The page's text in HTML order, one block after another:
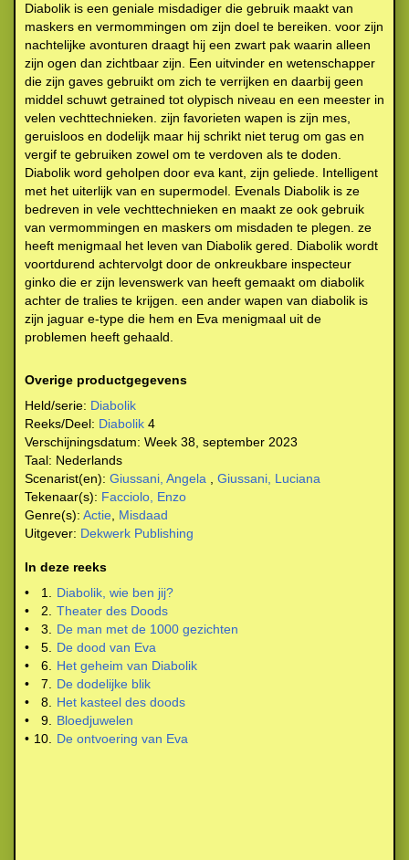
Diabolik is een geniale misdadiger die gebruik maakt van
maskers en vermommingen om zijn doel te bereiken. voor zijn
nachtelijke avonturen draagt hij een zwart pak waarin alleen
zijn ogen dan zichtbaar zijn. Een uitvinder en wetenschapper
die zijn gaves gebruikt om zich te verrijken en daarbij geen
middel schuwt getrained tot olypisch niveau en een meester in
velen vechttechnieken. zijn favorieten wapen is zijn mes,
geruisloos en dodelijk maar hij schrikt niet terug om gas en
vergif te gebruiken zowel om te verdoven als te doden.
Diabolik word geholpen door eva kant, zijn geliede. Intelligent
met het uiterlijk van en supermodel. Evenals Diabolik is ze
bedreven in vele vechttechnieken en maakt ze ook gebruik
van vermommingen en maskers om misdaden te plegen. ze
heeft menigmaal het leven van Diabolik gered. Diabolik wordt
voortdurend achtervolgt door de onkreukbare inspecteur
ginko die er zijn levenswerk van heeft gemaakt om diabolik
achter de tralies te krijgen. een ander wapen van diabolik is
zijn jaguar e-type die hem en Eva menigmaal uit de
problemen heeft gehaald.
Overige productgegevens
Held/serie: Diabolik
Reeks/Deel: Diabolik 4
Verschijningsdatum: Week 38, september 2023
Taal: Nederlands
Scenarist(en): Giussani, Angela
Giussani, Luciana
Tekenaar(s): Facciolo, Enzo
Genre(s): Actie Misdaad
Uitgever: Dekwerk Publishing
In deze reeks
•
1.
Diabolik, wie ben jij?
•
2.
Theater des Doods
•
3.
De man met de 1000 gezichten
•
5.
De dood van Eva
•
6.
Het geheim van Diabolik
•
7.
De dodelijke blik
•
8.
Het kasteel des doods
•
9.
Bloedjuwelen
• 10. De ontvoering van Eva